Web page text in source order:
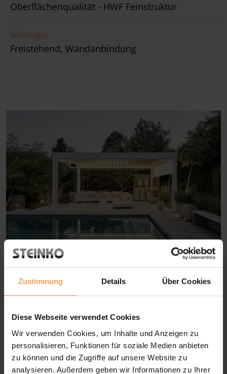
Zustimmung Details Über Cookies
Diese Webseite verwendet Cookies
Wir verwenden Cookies, um Inhalte und Anzeigen zu
personalisieren, Funktionen für soziale Medien anbieten
zu können und die Zugriffe auf unsere Website zu
analysieren. Außerdem geben wir Informationen zu Ihrer
Oberflächenqualität - HWF Feinstruktur
Montage
Freistehend, Wandanbindung
Lamellendächer bieten flexiblen
Sonnenschutz und schaffen eine
angenehme Wohlfühlatmosphäre im
Freien.